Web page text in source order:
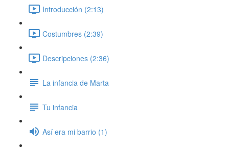
Introducción (2:13)
Costumbres (2:39)
Descripciones (2:36)
La infancia de Marta
Tu infancia
Así era mi barrio (1)